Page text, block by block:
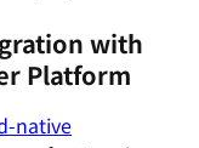
with
Platform
native